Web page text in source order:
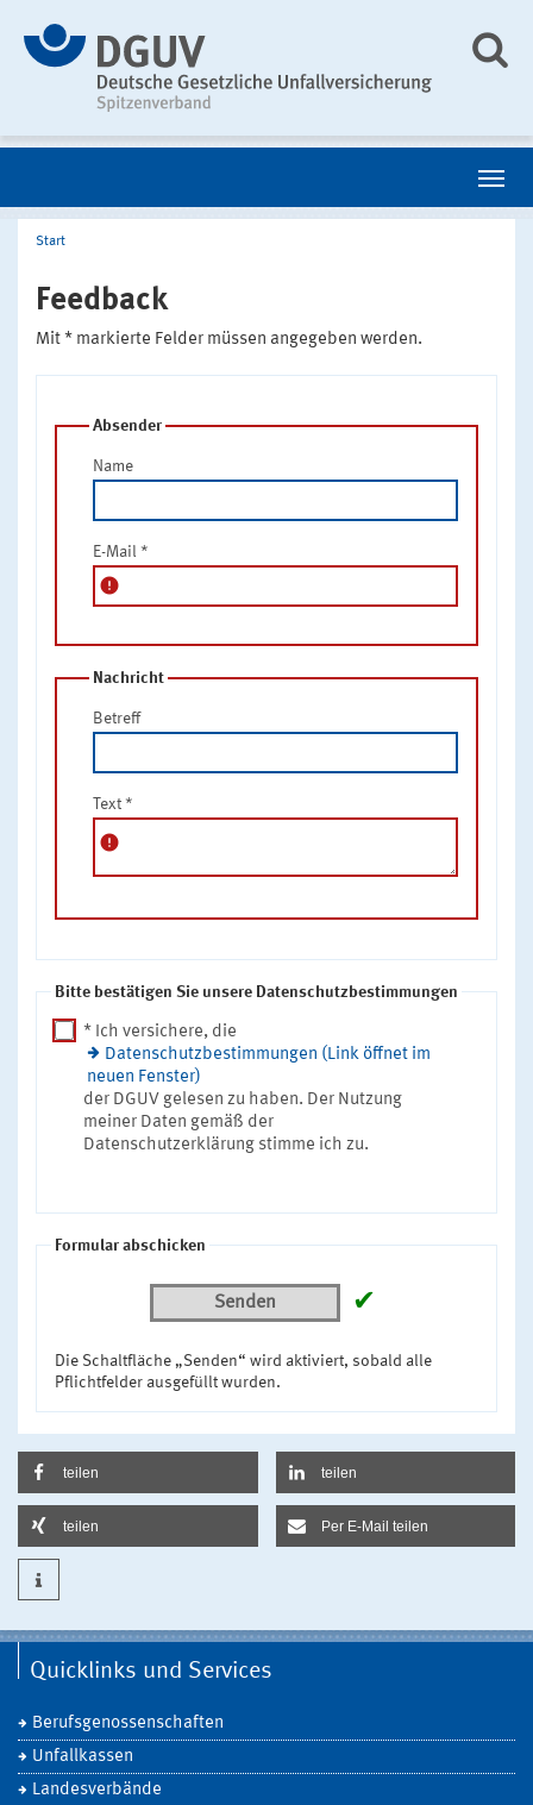
Start
Feedback
Mit * markierte Felder müssen angegeben werden.
Absender
Name
E-Mail *
error
Nachricht
Betreff
Text *
error
Bitte bestätigen Sie unsere Datenschutzbestimmungen
* Ich versichere, die
Datenschutzbestimmungen (Link öffnet im
neuen Fenster)
der DGUV gelesen zu haben. Der Nutzung
meiner Daten gemäß der
Datenschutzerklärung stimme ich zu.
Formular abschicken
Senden ✔
Die Schaltfläche „Senden“ wird aktiviert, sobald alle
Pflichtfelder ausgefüllt wurden.
teilen teilen
teilen Per E-Mail teilen
Quicklinks und Services
Berufsgenossenschaften
Unfallkassen
Landesverbände